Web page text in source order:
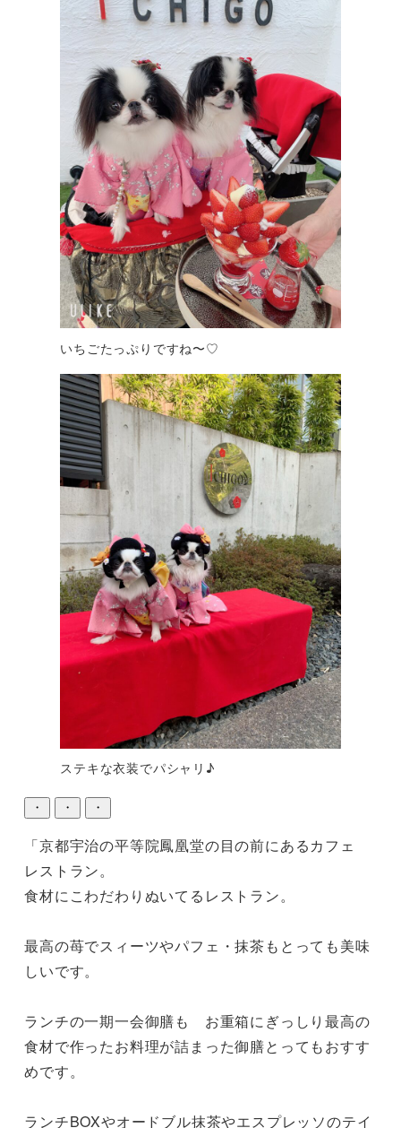
いちごたっぷりですね〜♡
ステキな衣装でパシャリ♪
・ ・ ・
「京都宇治の平等院鳳凰堂の目の前にあるカフェ
レストラン。
食材にこわだわりぬいてるレストラン。
最高の苺でスィーツやパフェ・抹茶もとっても美味
しいです。
ランチの一期一会御膳も　お重箱にぎっしり最高の
食材で作ったお料理が詰まった御膳とってもおすす
めです。
ランチBOXやオードブル抹茶やエスプレッソのテイ